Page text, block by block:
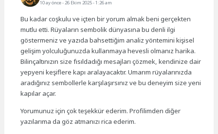
10 ay önce- 26 Ekim 2025 - 1:26 am
Bu kadar coşkulu ve içten bir yorum almak beni gerçekten
mutlu etti. Rüyaların sembolik dünyasına bu denli ilgi
göstermeniz ve yazıda bahsettiğim analiz yöntemini kişisel
gelişim yolculuğunuzda kullanmaya hevesli olmanız harika.
Bilinçaltınızın size fısıldadığı mesajları çözmek, kendinize dair
yepyeni keşiflere kapı aralayacaktır. Umarım rüyalarınızda
aradığınız sembollerle karşılaşırsınız ve bu deneyim size yeni
kapılar açar.
Yorumunuz için çok teşekkür ederim. Profilimden diğer
yazılarıma da göz atmanızı rica ederim.